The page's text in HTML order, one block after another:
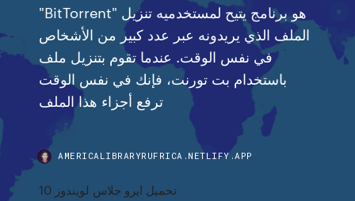
"BitTorrent" هو برنامج يتيح لمستخدميه تنزيل
الملف الذي يريدونه عبر عدد كبير من الأشخاص
في نفس الوقت. عندما تقوم بتنزيل ملف
باستخدام بت تورنت، فإنك في نفس الوقت
ترفع أجزاء هذا الملف
AMERICALIBRARYRUFRICA.NETLIFY.APP
تحميل ايرو جلاس لويندوز 10